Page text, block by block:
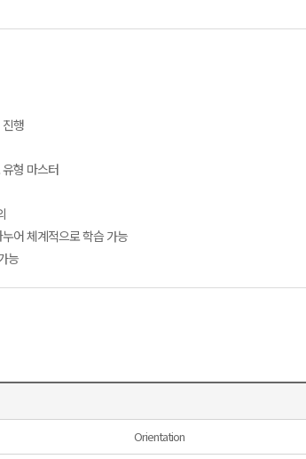
행
형 마스터
어 체계적으로 학습 가능
능
Orientation